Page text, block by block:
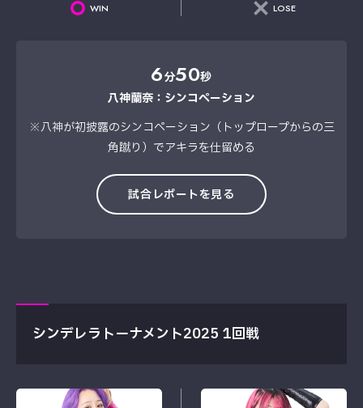
WIN LOSE
6分50秒
八神蘭奈：シンコペーション
※八神が初披露のシンコペーション（トップロープからの三
角蹴り）でアキラを仕留める
試合レポートを見る
シンデレラトーナメント2025 1回戦